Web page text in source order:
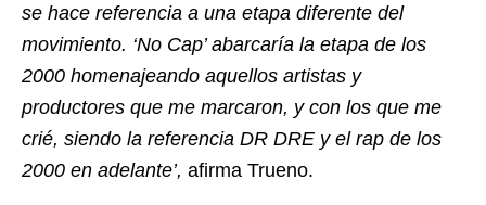
se hace referencia a una etapa diferente del
movimiento. ‘No Cap’ abarcaría la etapa de los
2000 homenajeando aquellos artistas y
productores que me marcaron, y con los que me
crié, siendo la referencia DR DRE y el rap de los
2000 en adelante’, afirma Trueno.